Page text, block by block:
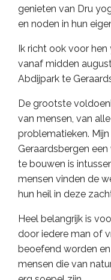
genieten van Dru
en noden in hun
Ik richt ook voor hen
vanaf midden
Abdijpark te
De grootste
van mensen, van
problematieken.
Geraardsbergen
te bouwen is
mensen vinden de
hun heil in deze
Heel belangrijk is
door iedere man of
beoefend worden
mensen die van